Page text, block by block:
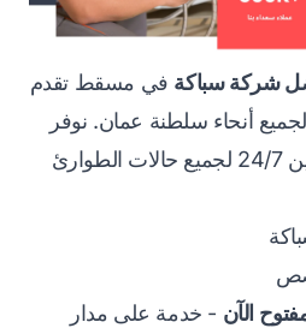
شركة سباكة في مسقط تقدم
أنحاء سلطنة عمان. نوفر
خبراء متاحين 24/7 لجميع حالات الطوارئ
الآن - خدمة على مدار